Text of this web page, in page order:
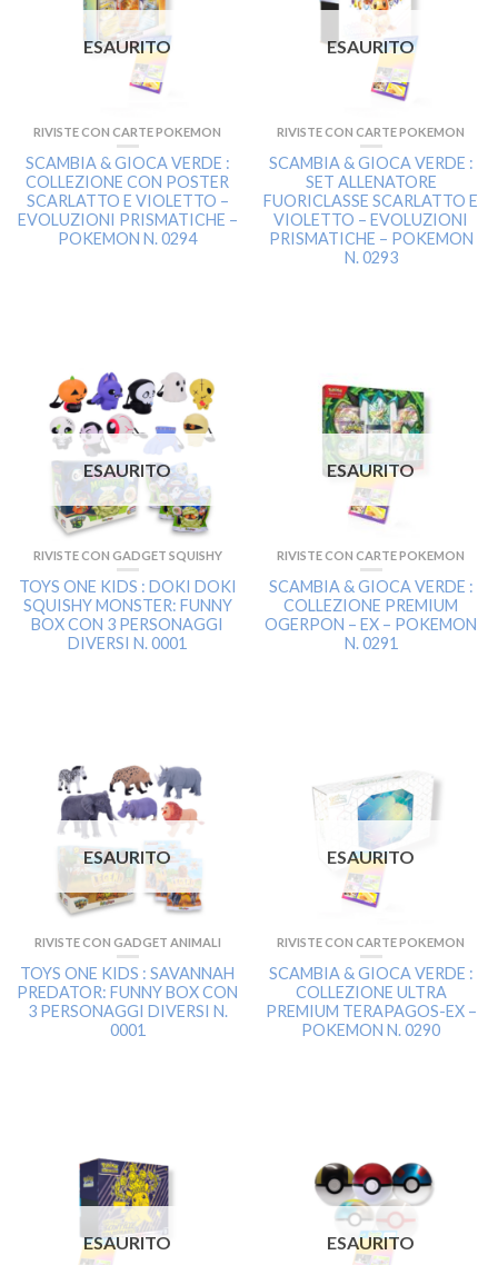
ESAURITO
RIVISTE CON CARTE POKEMON
SCAMBIA & GIOCA VERDE :
COLLEZIONE CON POSTER
SCARLATTO E VIOLETTO –
EVOLUZIONI PRISMATICHE –
POKEMON N. 0294
ESAURITO
RIVISTE CON CARTE POKEMON
SCAMBIA & GIOCA VERDE :
SET ALLENATORE
FUORICLASSE SCARLATTO E
VIOLETTO – EVOLUZIONI
PRISMATICHE – POKEMON
N. 0293
ESAURITO
RIVISTE CON GADGET SQUISHY
TOYS ONE KIDS : DOKI DOKI
SQUISHY MONSTER: FUNNY
BOX CON 3 PERSONAGGI
DIVERSI N. 0001
ESAURITO
RIVISTE CON CARTE POKEMON
SCAMBIA & GIOCA VERDE :
COLLEZIONE PREMIUM
OGERPON – EX – POKEMON
N. 0291
ESAURITO
RIVISTE CON GADGET ANIMALI
TOYS ONE KIDS : SAVANNAH
PREDATOR: FUNNY BOX CON
3 PERSONAGGI DIVERSI N.
0001
ESAURITO
RIVISTE CON CARTE POKEMON
SCAMBIA & GIOCA VERDE :
COLLEZIONE ULTRA
PREMIUM TERAPAGOS-EX –
POKEMON N. 0290
ESAURITO ESAURITO